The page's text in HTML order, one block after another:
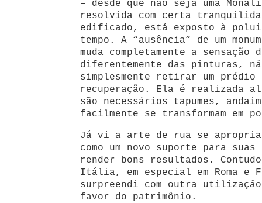
– desde que não seja uma
resolvida com certa
edificado, está exposto à
tempo. A “ausência” de um
muda completamente a sensação
diferentemente das pinturas,
simplesmente retirar um prédio
recuperação. Ela é realizada
são necessários tapumes,
facilmente se transformam em
Já vi a arte de rua se
como um novo suporte para
render bons resultados.
Itália, em especial em Roma e
surpreendi com outra utilização
favor do patrimônio.